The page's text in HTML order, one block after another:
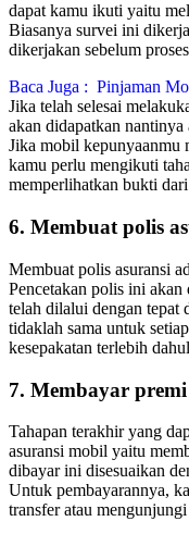
dapat kamu ikuti yaitu
Biasanya survei ini
dikerjakan sebelum
Baca Juga : Pinjaman
Jika telah selesai
akan didapatkan
Jika mobil kepunyaanmu
kamu perlu mengikuti
memperlihatkan bukti
6. Membuat polis
Membuat polis asuransi
Pencetakan polis ini akan
telah dilalui dengan tepat
tidaklah sama untuk
kesepakatan terlebih
7. Membayar premi
Tahapan terakhir yang
asuransi mobil yaitu
dibayar ini disesuaikan
Untuk pembayarannya,
transfer atau